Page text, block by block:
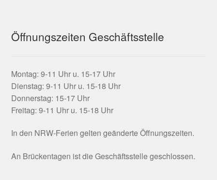
Öffnungszeiten Geschäftsstelle
Montag: 9-11 Uhr u. 15-17 Uhr
Dienstag: 9-11 Uhr u. 15-18 Uhr
Donnerstag: 15-17 Uhr
Freitag: 9-11 Uhr u. 15-18 Uhr
In den NRW-Ferien gelten geänderte Öffnungszeiten.
An Brückentagen ist die Geschäftsstelle geschlossen.